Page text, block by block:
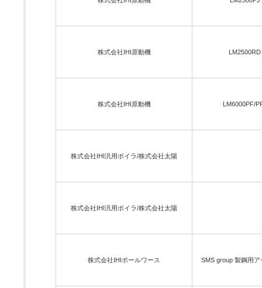
株式会社IHI原動機
株式会社IHI原動機 LM6000PF/
株式会社IHI汎用ボイラ/株式会社太陽
株式会社IHI汎用ボイラ/株式会社太陽
株式会社IHIポールワース SMS group 製鋼用